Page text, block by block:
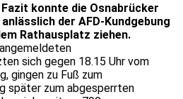
konnte die Osnabrücker
der AFD-Kundgebung
Rathausplatz ziehen.
sich gegen 18.15 Uhr vom
gingen zu Fuß zum
später zum abgesperrten